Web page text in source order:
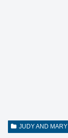
JUDY AND MARY